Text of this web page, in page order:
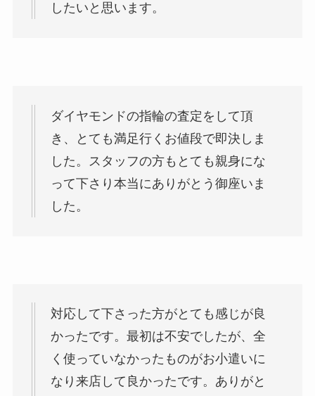
したいと思います。
ダイヤモンドの指輪の査定をして頂
き、とても満足行くお値段で即決しま
した。スタッフの方もとても親身にな
って下さり本当にありがとう御座いま
した。
対応して下さった方がとても感じが良
かったです。最初は不安でしたが、全
く使っていなかったものがお小遣いに
なり来店して良かったです。ありがと